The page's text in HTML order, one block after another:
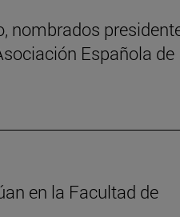
nombrados
Española de
en la Facultad de